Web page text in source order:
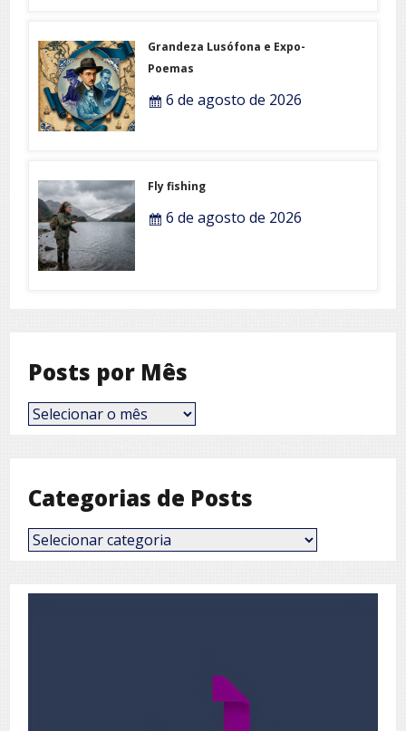
Grandeza Lusófona e Expo-
Poemas
6 de agosto de 2026
Fly fishing
6 de agosto de 2026
Posts por Mês
Posts
por
Categorias de Posts
Categorias
de